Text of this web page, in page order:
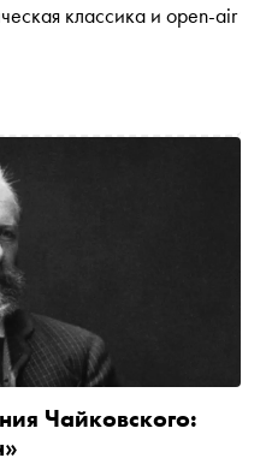
классика и open-air
Чайковского: